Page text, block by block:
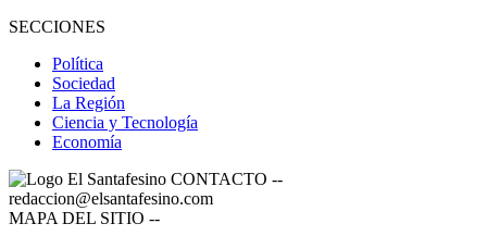
SECCIONES
Política
Sociedad
La Región
Ciencia y Tecnología
Economía
CONTACTO --
redaccion@elsantafesino.com
MAPA DEL SITIO --